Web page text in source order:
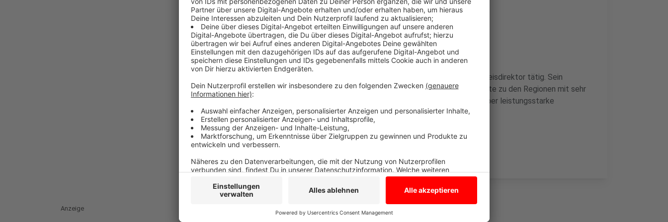
Ein Leben für die Region
Anzeige
Raimund Pingel, gebürtiger Hagener, war über 27 Jahre als Oberkreisdirektor tätig. Sein
Engagement trug maßgeblich dazu bei, dass der Kreis Borken heute zu den Regionen mit sehr
niedriger Arbeitslosenquote in Nordrhein-Westfalen gehört und über leistungsstarke
mittelständische Betriebe verfügt.
Anzeige
Anzeige